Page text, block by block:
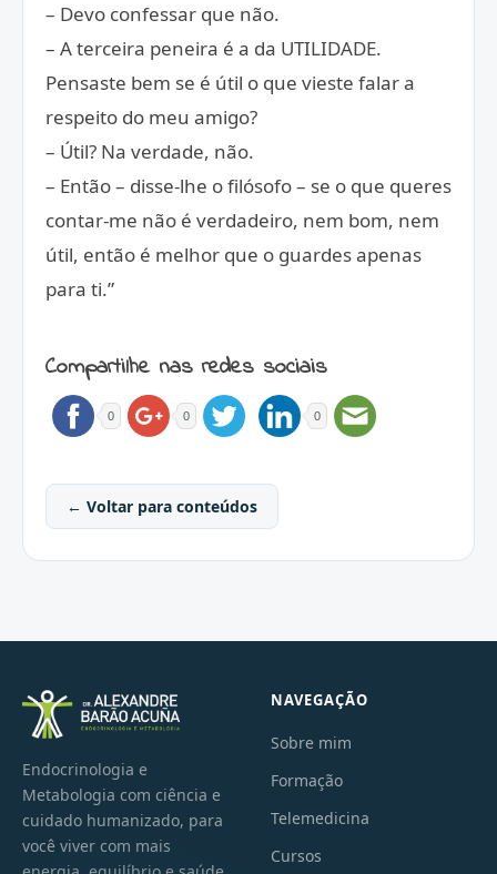
– Devo confessar que não.
– A terceira peneira é a da UTILIDADE.
Pensaste bem se é útil o que vieste falar a
respeito do meu amigo?
– Útil? Na verdade, não.
– Então – disse-lhe o filósofo – se o que queres
contar-me não é verdadeiro, nem bom, nem
útil, então é melhor que o guardes apenas
para ti.”
Compartilhe nas redes sociais
0 0 0
← Voltar para conteúdos
Endocrinologia e
Metabologia com ciência e
cuidado humanizado, para
você viver com mais
NAVEGAÇÃO
Sobre mim
Formação
Telemedicina
Cursos